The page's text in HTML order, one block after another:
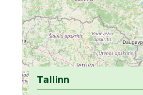
Tallinn